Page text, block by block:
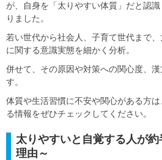
が、自身を「太りやすい体質」だと認
りました。
若い世代から社会人、子育て世代まで
に関する意識実態を細かく分析。
併せて、その原因や対策への関心度、
す。
体質や生活習慣に不安や関心がある方
る情報をぜひチェックしてください。
太りやすいと自覚する人が
理由～